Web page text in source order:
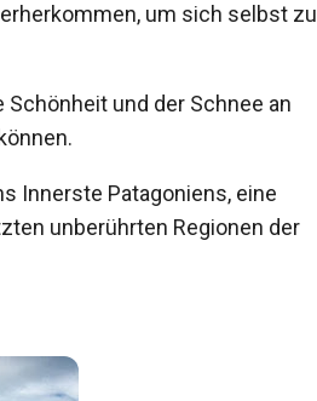
um sich selbst zu
Schönheit und der Schnee an
Innerste Patagoniens, eine
unberührten Regionen der